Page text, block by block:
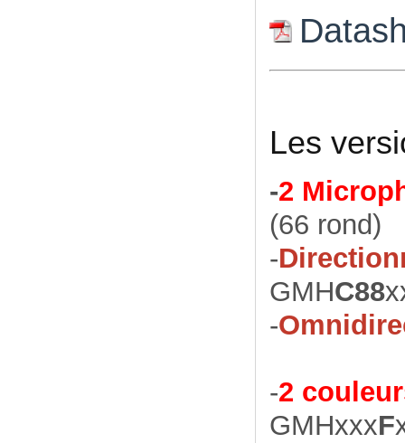
Les
-2
(66 rond)
-
GMHC88
-
-2
GMHxxxF